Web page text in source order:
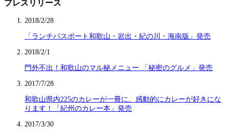
プレスリリース
2018/2/28
「ランチパスポート和歌山・岩出・紀の川・海南版」発売
2018/2/1
門外不出！和歌山のマル秘メニュー 「秘密のグルメ」発売
2017/7/28
和歌山県内225のカレーが一冊に。感動的にカレーが好きにな
ります！「紀州のカレー本」発売
2017/3/30